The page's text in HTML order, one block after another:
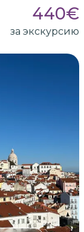
440€
за экскурсию